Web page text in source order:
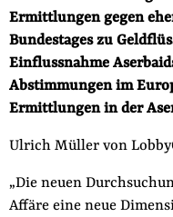
Bußgelder und Geldauflagen
Projektspende
Testamentsspende
Presse
Appelle unterzeichnen
Kontakt
Impressum
Ermittlungen gegen
Bundestages zu
Einflussnahme
Abstimmungen im
Ermittlungen in der
Ulrich Müller von
„Die neuen
Affäre eine neue